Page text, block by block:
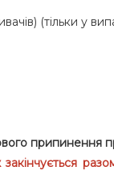
(тільки у
припинення